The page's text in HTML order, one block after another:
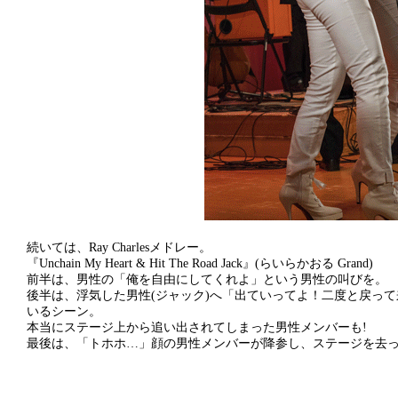
続いては、Ray Charlesメドレー。
『Unchain My Heart & Hit The Road Jack』(らいらかおる Grand)
前半は、男性の「俺を自由にしてくれよ」という男性の叫びを。
後半は、浮気した男性(ジャック)へ「出ていってよ！二度と戻っ
いるシーン。
本当にステージ上から追い出されてしまった男性メンバーも!
最後は、「トホホ…」顔の男性メンバーが降参し、ステージを去